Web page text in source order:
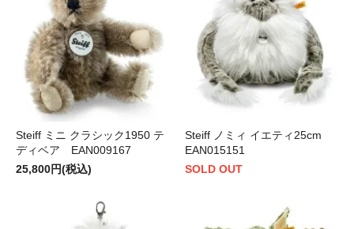
Steiff ミニ クラシック1950 テ
ディベア EAN009167
25,800円(税込)
Steiff ノミィ イエティ25cm
EAN015151
SOLD OUT